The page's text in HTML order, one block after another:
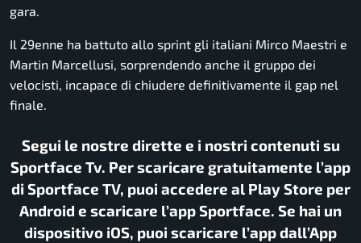
gara.
Il 29enne ha battuto allo sprint gli italiani Mirco Maestri e
Martin Marcellusi, sorprendendo anche il gruppo dei
velocisti, incapace di chiudere definitivamente il gap nel
finale.
Segui le nostre dirette e i nostri contenuti su
Sportface Tv. Per scaricare gratuitamente l’app
di Sportface TV, puoi accedere al Play Store per
Android e scaricare l’app Sportface. Se hai un
dispositivo iOS, puoi scaricare l’app dall’App